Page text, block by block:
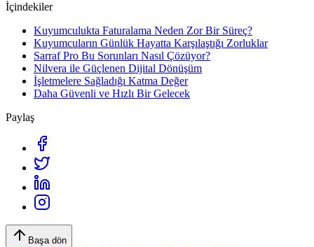
İçindekiler
Kuyumculukta Faturalama Neden Zor Bir Süreç?
Kuyumcuların Günlük Hayatta Karşılaştığı Zorluklar
Sarraf Pro Bu Sorunları Nasıl Çözüyor?
Nilvera ile Güçlenen Dijital Dönüşüm
İşletmelere Sağladığı Katma Değer
Daha Güvenli ve Hızlı Bir Gelecek
Paylaş
Başa dön